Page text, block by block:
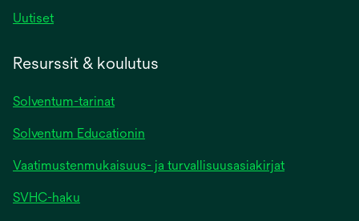
Uutiset
Resurssit & koulutus
Solventum-tarinat
Solventum Educationin
Vaatimustenmukaisuus- ja turvallisuusasiakirjat
SVHC-haku